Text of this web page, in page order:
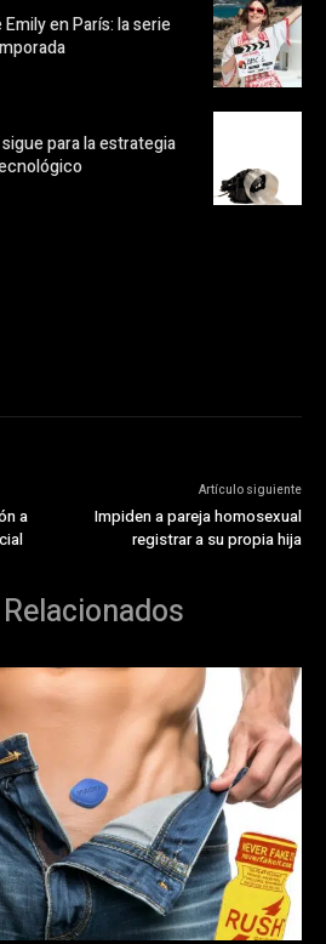
en París: la serie
para la estrategia
a
Artículo siguiente
Impiden a pareja homosexual
registrar a su propia hija